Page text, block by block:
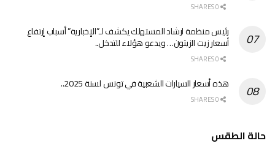
رئيس منظمة ارشاد المستهلك يكشف لـ”الإخبارية” أسباب إرتفاع
أسعار زيت الزيتون… ويدعو هؤلاء للتدخل..
هذه أسعار السيارات الشعبية في تونس لسنة 2025..
حالة الطقس